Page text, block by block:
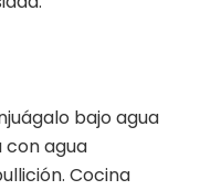
bajo agua
con agua
Cocina